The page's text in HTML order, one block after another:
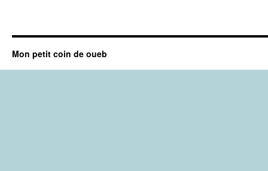
Mon petit coin de oueb